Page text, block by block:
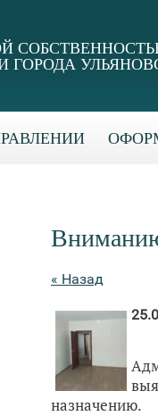
ГОРОДА
« Назад
назначению.